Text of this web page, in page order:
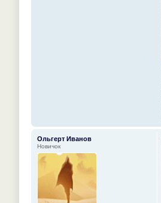
Ольгерт Иванов
Новичок